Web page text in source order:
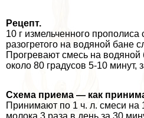
Рецепт.
10 г измельченного
разогретого на водяной бане
Прогревают смесь на водяной
около 80 градусов 5-10 минут,
Схема приема — как
Принимают по 1 ч. л. смеси на